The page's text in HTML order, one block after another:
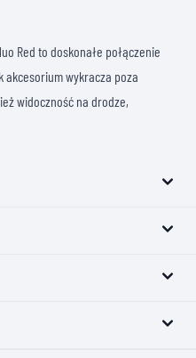
Red to doskonałe połączenie
akcesorium wykracza poza
widoczność na drodze,